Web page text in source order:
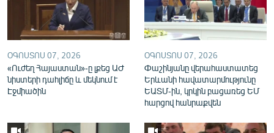
ՕԳՈՍՏՈՍ 07, 2026
«Ուժեղ Հայաստան»-ը լքեց ԱԺ
նիստերի դահլիճը և մեկնում է
Էջմիածին
ՕԳՈՍՏՈՍ 07, 2026
Փաշինյանը վերահաստատեց
Երևանի հավատարմությունը
ԵԱՏՄ-ին, կրկին բացառեց ԵՄ
հարցով հանրաքվեն